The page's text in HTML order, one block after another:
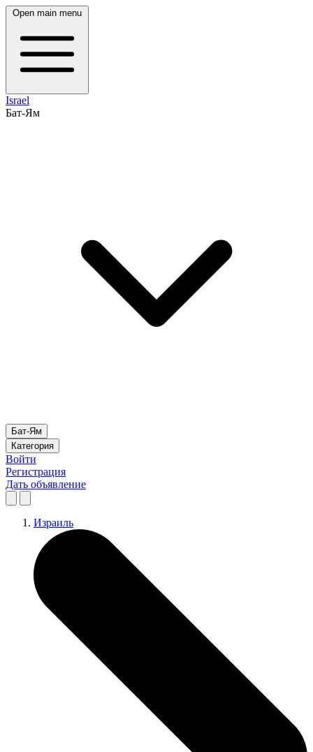
Open main menu
Israel
Бат-Ям
Бат-Ям
Категория
Войти
Регистрация
Дать объявление
Израиль